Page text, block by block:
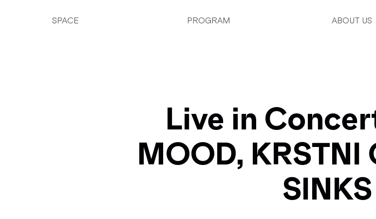
SPACE PROGRAM ABOUT US
Live in
MOOD, KRSTNI
SINKS